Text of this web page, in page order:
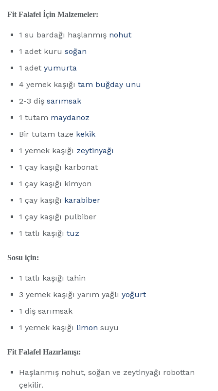
Fit Falafel İçin Malzemeler:
1 su bardağı haşlanmış nohut
1 adet kuru soğan
1 adet yumurta
4 yemek kaşığı tam buğday unu
2-3 diş sarımsak
1 tutam maydanoz
Bir tutam taze kekik
1 yemek kaşığı zeytinyağı
1 çay kaşığı karbonat
1 çay kaşığı kimyon
1 çay kaşığı karabiber
1 çay kaşığı pulbiber
1 tatlı kaşığı tuz
Sosu için:
1 tatlı kaşığı tahin
3 yemek kaşığı yarım yağlı yoğurt
1 diş sarımsak
1 yemek kaşığı limon suyu
Fit Falafel Hazırlanışı:
Haşlanmış nohut, soğan ve zeytinyağı robottan
çekilir.